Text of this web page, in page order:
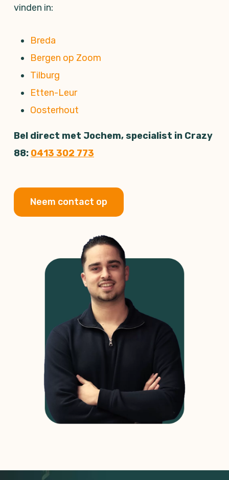
vinden in:
Breda
Bergen op Zoom
Tilburg
Etten-Leur
Oosterhout
Bel direct met Jochem, specialist in Crazy
88: 0413 302 773
Neem contact op